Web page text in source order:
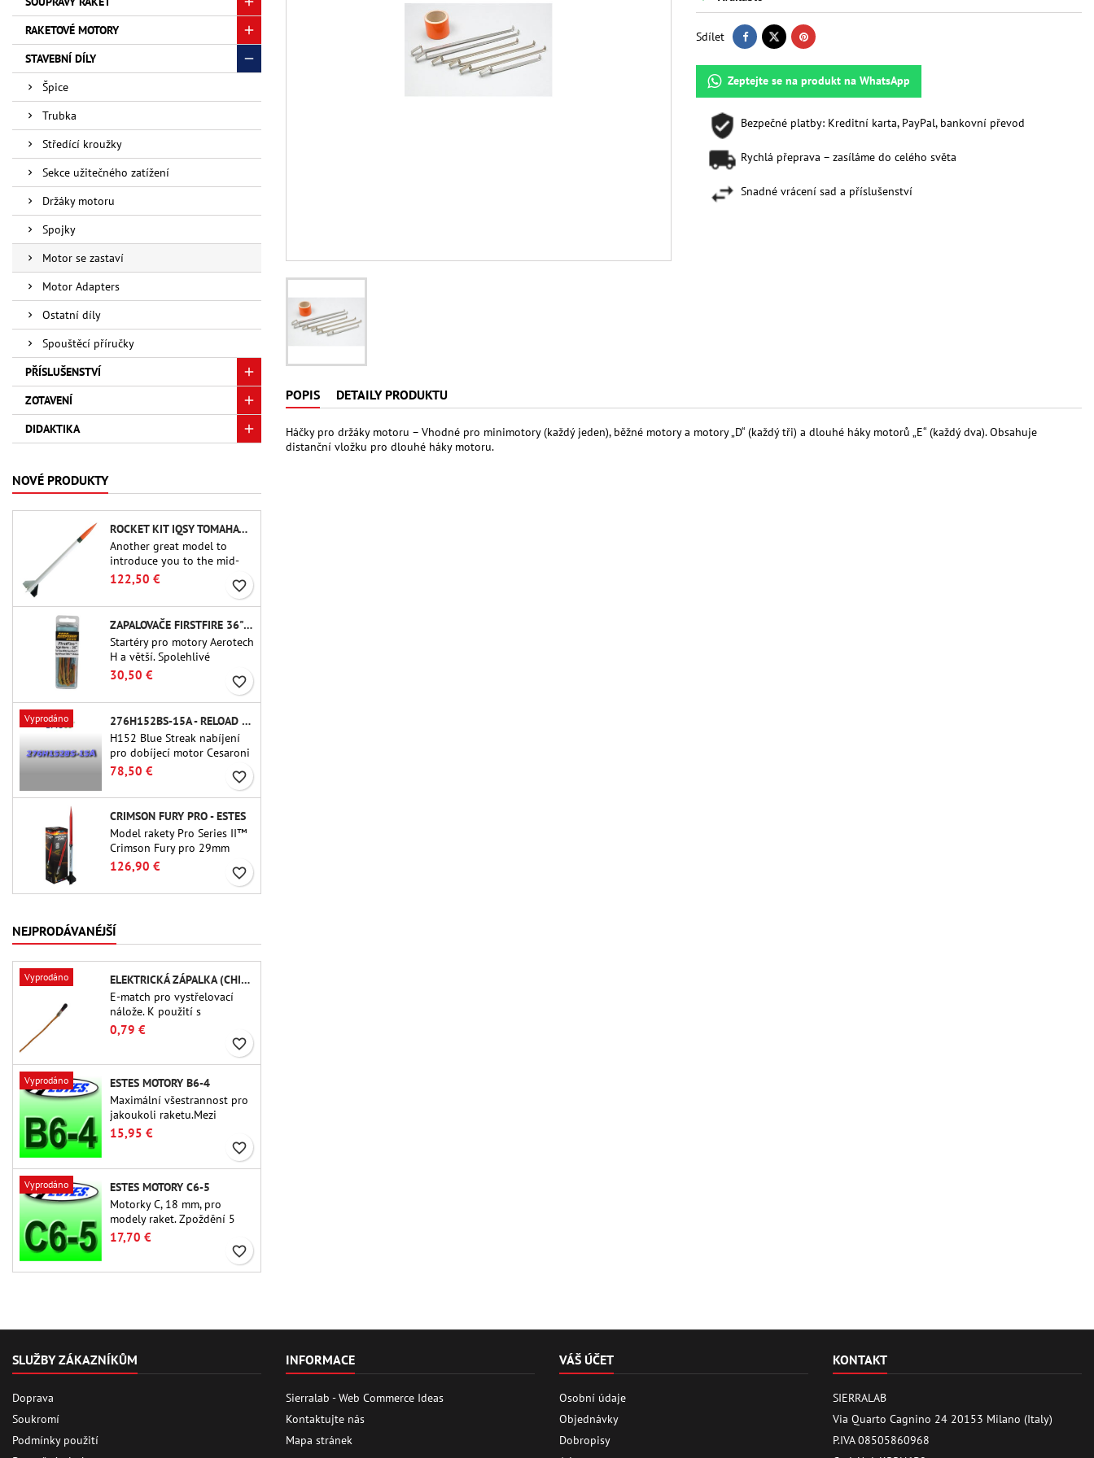
RAKETOVÉ MOTORY
STAVEBNÍ DÍLY
Špice
Trubka
Středící kroužky
Sekce užitečného zatížení
Držáky motoru
Spojky
Motor se zastaví
Motor Adapters
Ostatní díly
Spouštěcí příručky
PŘÍSLUŠENSTVÍ
ZOTAVENÍ
DIDAKTIKA
NOVÉ PRODUKTY
ROCKET KIT IQSY TOMAHAWK - AEROTECH
Another great model to
introduce you to the mid-
power.A scale replica of a
famous sounding rocket,
small in size and peefect to
move to higher-level kits.
122,50 € favorite_border
ZAPALOVAČE FIRSTFIRE 36" - AEROTECH
Startéry pro motory Aerotech
H a větší. Spolehlivé
zapalování motorů až do
délky 91 cm.
30,50 € favorite_border
Vyprodáno
276H152BS-15A - RELOAD 38MM CTI
H152 Blue Streak nabíjení
pro dobíjecí motor Cesaroni
P38-2G. 15sekundové
zpoždění je nastavitelné
pomocí nástroje ProDAT 38
78,50 € favorite_border
CRIMSON FURY PRO - ESTES
Model rakety Pro Series II™
Crimson Fury pro 29mm
motory typu E, F a také G.
Crimson Fury, navržený pro
pokročilé raketové nadšence,
plynulé návraty do
původního stavu a zážitek
propracovaný jako samotný
let.
126,90 € favorite_border
NEJPRODÁVANÉJŠÍ
Vyprodáno
ELEKTRICKÁ ZÁPALKA (CHIP-TYPE)
E-match pro vystřelovací
nálože. K použití s ​​
výškoměry nebo jinými
elektronickými zařízeními.
0,79 €
favorite_border
Vyprodáno
ESTES MOTORY B6-4
Maximální všestrannost pro
jakoukoli raketu.Mezi
nejpoužívanější raketové
motory vůbec patří Estes B6-
4 motor vhodný pro většinu
raket Estes a podobných
raket.
15,95 €
favorite_border
Vyprodáno
ESTES MOTORY C6-5
Motorky C, 18 mm, pro
modely raket. Zpoždění 5
sekund u jednostupňových
raket.
17,70 €
favorite_border
Sdílet
Zeptejte se na produkt na WhatsApp
Bezpečné platby: Kreditní karta, PayPal, bankovní převod
Rychlá přeprava – zasíláme do celého světa
Snadné vrácení sad a příslušenství
POPIS DETAILY PRODUKTU
Háčky pro držáky motoru – Vhodné pro minimotory (každý jeden), běžné motory a motory „D“ (každý tři) a dlouhé háky motorů „E“ (každý dva). Obsahuje
distanční vložku pro dlouhé háky motoru.
SLUŽBY ZÁKAZNÍKŮM
Doprava
Soukromí
Podmínky použití
INFORMACE
Sierralab - Web Commerce Ideas
Kontaktujte nás
Mapa stránek
VÁŠ ÚČET
Osobní údaje
Objednávky
Dobropisy
KONTAKT
SIERRALAB
Via Quarto Cagnino 24 20153 Milano (Italy)
P.IVA 08505860968